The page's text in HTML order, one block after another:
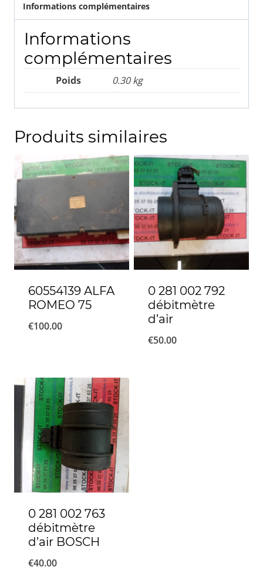
Informations complémentaires
Informations
complémentaires
Poids 0.30 kg
Produits similaires
60554139 ALFA
ROMEO 75
€100.00
0 281 002 792
débitmètre
d’air
€50.00
0 281 002 763
débitmètre
d’air BOSCH
€40.00